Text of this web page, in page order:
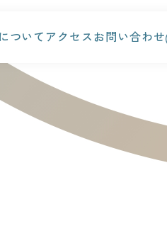
ついて アクセスお問い合わせ